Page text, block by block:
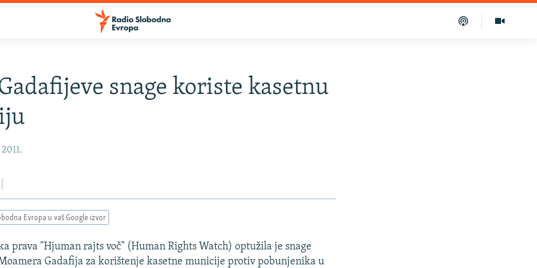
snage koriste kasetnu
Evropa u vaš Google izvor
prava "Hjuman rajts voč" (Human Rights Watch) optužila je snage
Gadafija za korištenje kasetne municije protiv pobunjenika u